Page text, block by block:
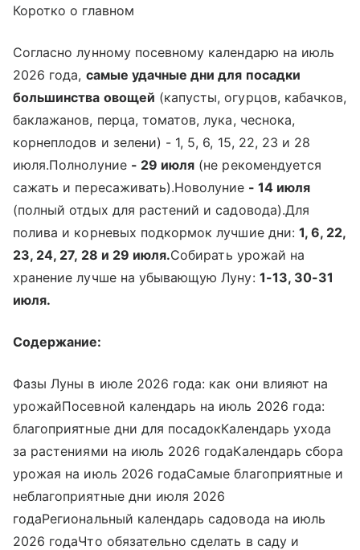
Коротко о главном
Согласно лунному посевному календарю на июль
2026 года, самые удачные дни для посадки
большинства овощей (капусты, огурцов, кабачков,
баклажанов, перца, томатов, лука, чеснока,
корнеплодов и зелени) - 1, 5, 6, 15, 22, 23 и 28
июля.Полнолуние - 29 июля (не рекомендуется
сажать и пересаживать).Новолуние - 14 июля
(полный отдых для растений и садовода).Для
полива и корневых подкормок лучшие дни: 1, 6, 22,
23, 24, 27, 28 и 29 июля.Собирать урожай на
хранение лучше на убывающую Луну: 1-13, 30-31
июля.
Содержание:
Фазы Луны в июле 2026 года: как они влияют на
урожайПосевной календарь на июль 2026 года:
благоприятные дни для посадокКалендарь ухода
за растениями на июль 2026 годаКалендарь сбора
урожая на июль 2026 годаСамые благоприятные и
неблагоприятные дни июля 2026
годаРегиональный календарь садовода на июль
2026 годаЧто обязательно сделать в саду и